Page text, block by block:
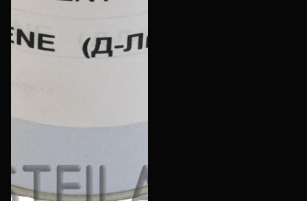
Филиалы
Сертификаты
Система скидок